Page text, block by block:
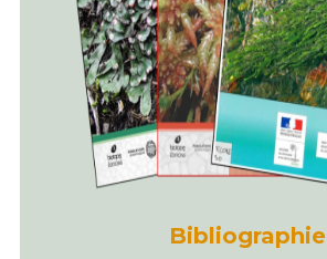
Bibliographie